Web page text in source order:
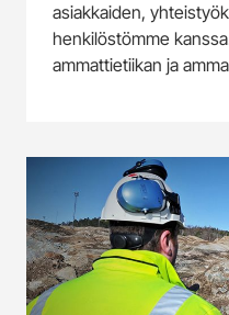
asiakkaiden,
henkilöstömme
ammattietiikan ja